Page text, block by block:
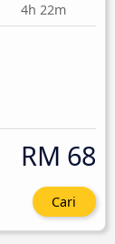
4h 22m
RM 68
Cari